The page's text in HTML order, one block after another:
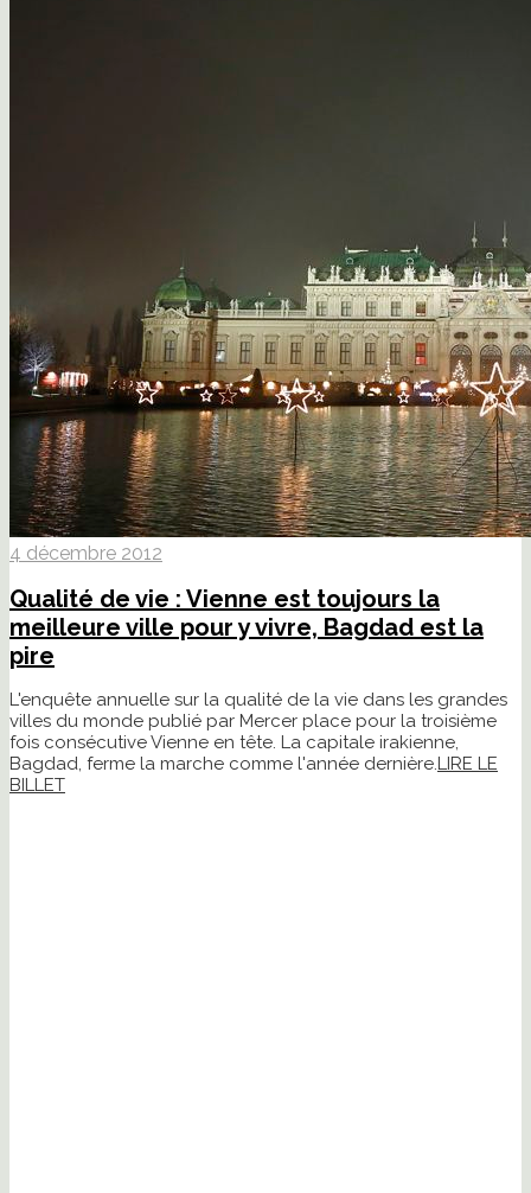
4 décembre 2012
Qualité de vie : Vienne est toujours la
meilleure ville pour y vivre, Bagdad est la
pire
L'enquête annuelle sur la qualité de la vie dans les grandes
villes du monde publié par Mercer place pour la troisième
fois consécutive Vienne en tête. La capitale irakienne,
Bagdad, ferme la marche comme l'année dernière.LIRE LE
BILLET